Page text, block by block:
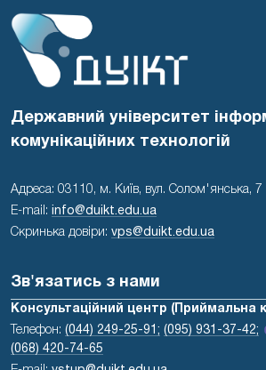
Державний університет
комунікаційних технологій
Адреса: 03110, м. Київ, вул. Солом'янська, 7
E-mail:
info@duikt.edu.ua
Скринька довіри: vps@duikt.edu.ua
Зв'язатись з нами
Консультаційний центр (Приймальна
Телефон: (044) 249-25-91; (095) 931-37-42;
(068) 420-74-65